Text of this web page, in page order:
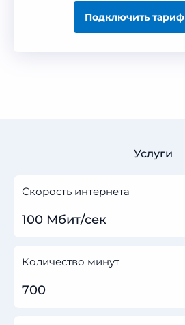
Подключить тариф
Услуги
Скорость интернета
100 Мбит/сек
Количество минут
700